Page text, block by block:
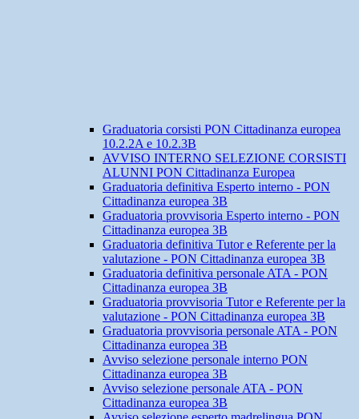
Graduatoria corsisti PON Cittadinanza europea
10.2.2A e 10.2.3B
AVVISO INTERNO SELEZIONE CORSISTI
ALUNNI PON Cittadinanza Europea
Graduatoria definitiva Esperto interno - PON
Cittadinanza europea 3B
Graduatoria provvisoria Esperto interno - PON
Cittadinanza europea 3B
Graduatoria definitiva Tutor e Referente per la
valutazione - PON Cittadinanza europea 3B
Graduatoria definitiva personale ATA - PON
Cittadinanza europea 3B
Graduatoria provvisoria Tutor e Referente per la
valutazione - PON Cittadinanza europea 3B
Graduatoria provvisoria personale ATA - PON
Cittadinanza europea 3B
Avviso selezione personale interno PON
Cittadinanza europea 3B
Avviso selezione personale ATA - PON
Cittadinanza europea 3B